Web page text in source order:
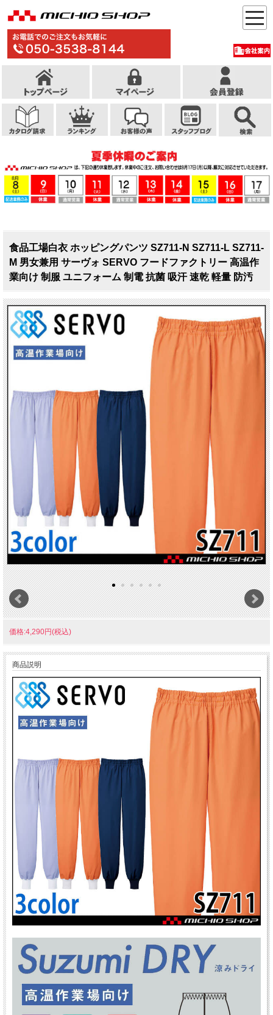
食品工場白衣 ホッピングパンツ SZ711-N SZ711-L SZ711-
M 男女兼用 サーヴォ SERVO フードファクトリー 高温作
業向け 制服 ユニフォーム 制電 抗菌 吸汗 速乾 軽量 防汚
価格:4,290円(税込)
商品説明